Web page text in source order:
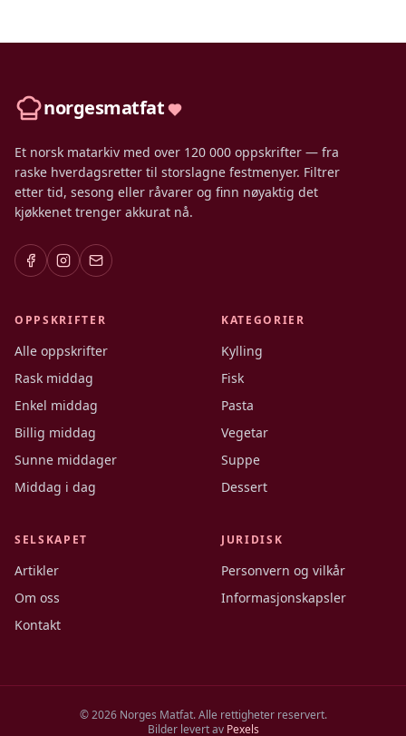
norgesmatfat
Et norsk matarkiv med over 120 000 oppskrifter — fra
raske hverdagsretter til storslagne festmenyer. Filtrer
etter tid, sesong eller råvarer og finn nøyaktig det
kjøkkenet trenger akkurat nå.
OPPSKRIFTER
Alle oppskrifter
Rask middag
Enkel middag
Billig middag
Sunne middager
Middag i dag
KATEGORIER
Kylling
Fisk
Pasta
Vegetar
Suppe
Dessert
SELSKAPET
Artikler
Om oss
Kontakt
JURIDISK
Personvern og vilkår
Informasjonskapsler
©2026Norges Matfat. Alle rettigheter reservert.
Bilder levert av Pexels